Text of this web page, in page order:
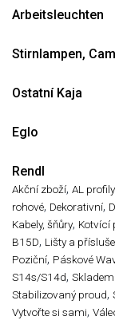
Arbeitsleuchten
Stirnlampen,
Ostatní Kaja
Eglo
Rendl
Akční zboží, AL
rohové, Dekorativní,
Kabely, šňůry, Kotvící
B15D, Lišty a
Poziční, Páskové
S14s/S14d,
Stabilizovaný proud,
Vytvořte si sami,